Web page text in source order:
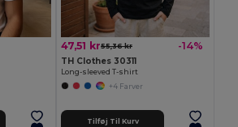
47,51 kr55,36 kr -14%
TH Clothes 30311
Long-sleeved T-shirt
+4 Farver
Tilføj Til Kurv